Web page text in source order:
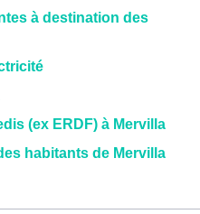
à destination des
(ex ERDF) à Mervilla
habitants de Mervilla